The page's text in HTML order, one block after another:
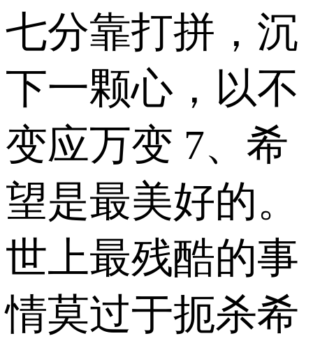
七分靠打拼，沉
下一颗心，以不
变应万变 7、希
望是最美好的。
世上最残酷的事
情莫过于扼杀希